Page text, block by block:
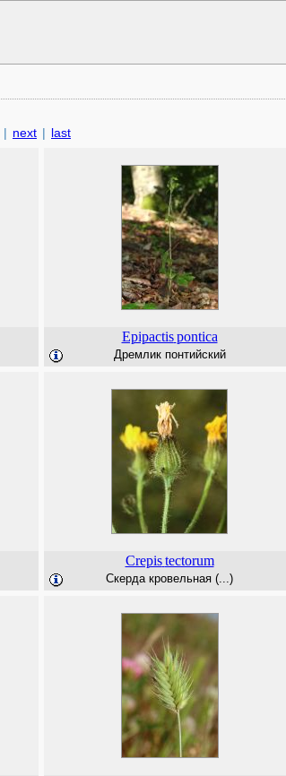
| next | last
Epipactis pontica
Дремлик понтийский
Crepis tectorum
Скерда кровельная (...)